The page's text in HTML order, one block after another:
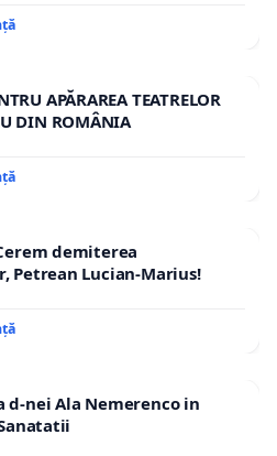
APĂRAREA TEATRELOR
DIN ROMÂNIA
demiterea
Lucian-Marius!
nei Ala Nemerenco in